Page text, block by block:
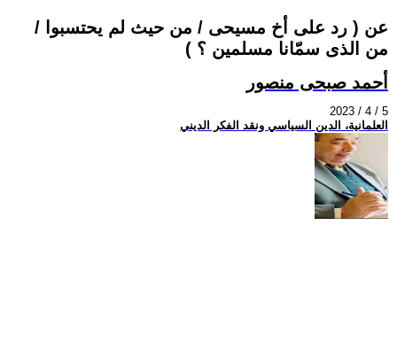
عن ( رد على أخ مسيحى / من حيث لم يحتسبوا /
من الذى سمّانا مسلمين ؟ )
أحمد صبحى منصور
2023 / 4 / 5
العلمانية، الدين السياسي ونقد الفكر الديني